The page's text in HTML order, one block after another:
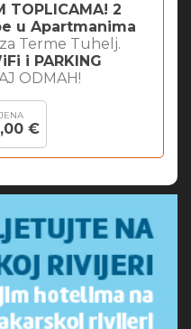
TOPLICAMA! 2
u Apartmanima
Terme Tuhelj.
i PARKING
ODMAH!
€